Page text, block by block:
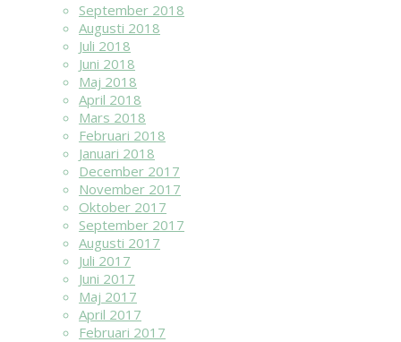
September 2018
Augusti 2018
Juli 2018
Juni 2018
Maj 2018
April 2018
Mars 2018
Februari 2018
Januari 2018
December 2017
November 2017
Oktober 2017
September 2017
Augusti 2017
Juli 2017
Juni 2017
Maj 2017
April 2017
Februari 2017